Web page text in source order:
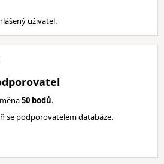
uživatel.
50 bodů.
se podporovatelem databáze.